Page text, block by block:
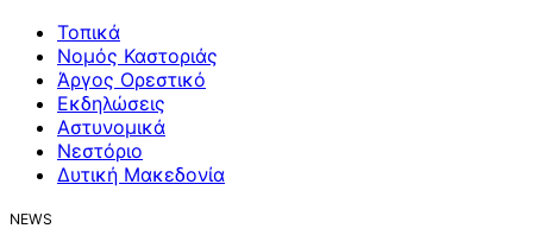
Τοπικά
Νομός Καστοριάς
Άργος Ορεστικό
Εκδηλώσεις
Αστυνομικά
Νεστόριο
Δυτική Μακεδονία
NEWS